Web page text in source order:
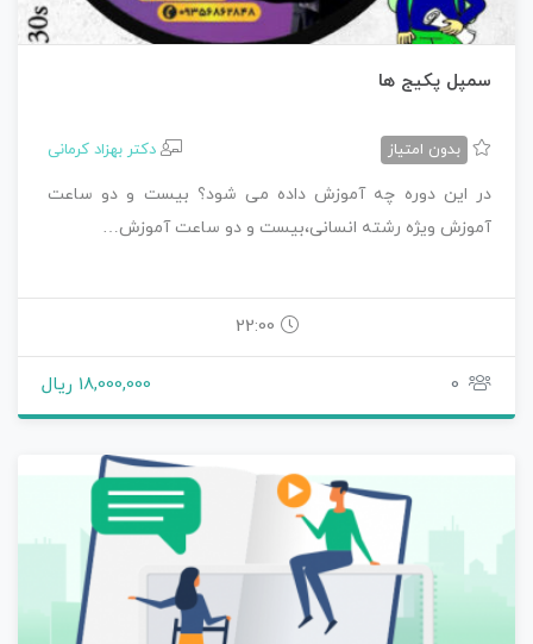
سمپل پکیج ها
بدون امتیاز دکتر بهزاد کرمانی
در این دوره چه آموزش داده می شود؟ بیست و دو ساعت
آموزش ویژه رشته انسانی،بیست و دو ساعت آموزش…
22:00
0 18,000,000 ریال